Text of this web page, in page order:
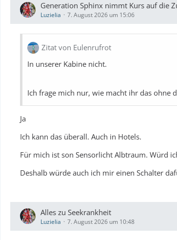
Generation Sphinx nimmt Kurs auf die
Luzielia 7. August 2026 um 15:06
Zitat von Eulenrufrot
In unserer Kabine nicht.
Ich frage mich nur, wie macht ihr das ohne
Ja
Ich kann das überall. Auch in Hotels.
Für mich ist son Sensorlicht Albtraum. Würd
Deshalb würde auch ich mir einen Schalter
Alles zu Seekrankheit
Luzielia 7. August 2026 um 10:48